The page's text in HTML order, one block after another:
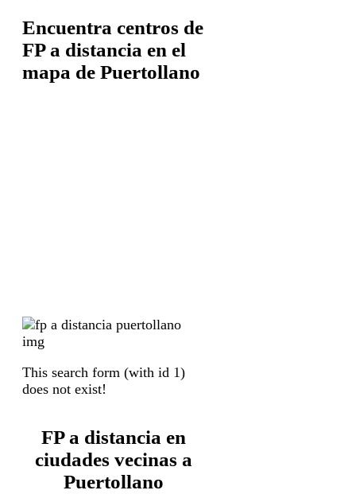
Encuentra centros de
FP a distancia en el
mapa de Puertollano
This search form (with id 1)
does not exist!
FP a distancia en
ciudades vecinas a
Puertollano